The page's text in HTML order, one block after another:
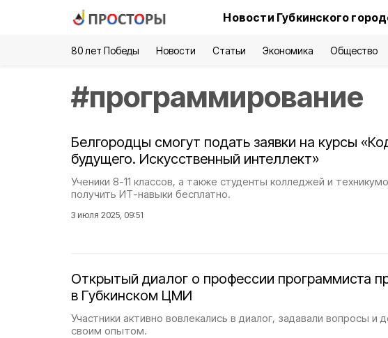
Новости Губкинского
80 лет Победы Новости Статьи Экономика Общество
#программирование
Белгородцы смогут подать заявки на курсы
будущего. Искусственный интеллект»
Ученики 8-11 классов, а также студенты колледжей и
получить ИТ-навыки бесплатно.
3 июля 2025, 09:51
Открытый диалог о профессии программиста
в Губкинском ЦМИ
Участники активно вовлекались в диалог, задавали вопросы и
своим опытом.